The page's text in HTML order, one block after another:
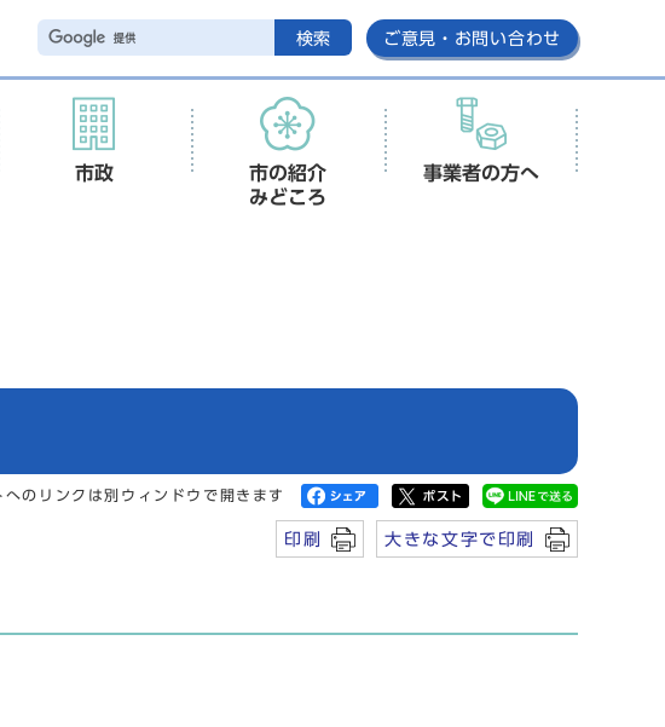
検索 ご意見・お問い合わせ
市政
市の紹介
みどころ
事業者の方へ
へのリンクは別ウィンドウで開きます
印刷 大きな文字で印刷